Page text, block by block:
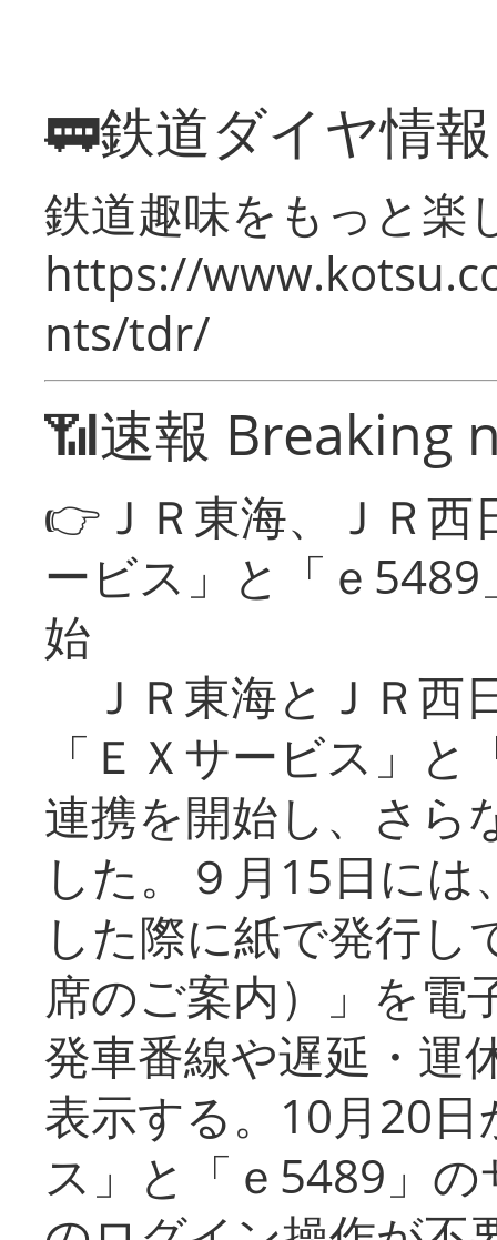
🚃鉄道ダイヤ情
鉄道趣味をもっと楽
https://
nts/tdr/
📶速報 Breaking
👉ＪＲ東海、ＪＲ
ービス」と「ｅ
始
ＪＲ東海とＪＲ西
「ＥＸサービス」
連携を開始し、さら
した。９月15日に
した際に紙で発行し
席のご案内）」を電
発車番線や遅延・運
表示する。10月20
ス」と「ｅ5489」